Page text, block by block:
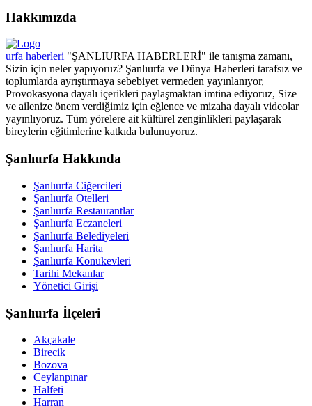
Hakkımızda
urfa haberleri "ŞANLIURFA HABERLERİ" ile tanışma zamanı,
Sizin için neler yapıyoruz? Şanlıurfa ve Dünya Haberleri tarafsız ve
toplumlarda ayrıştırmaya sebebiyet vermeden yayınlanıyor,
Provokasyona dayalı içerikleri paylaşmaktan imtina ediyoruz, Size
ve ailenize önem verdiğimiz için eğlence ve mizaha dayalı videolar
yayınlıyoruz. Tüm yörelere ait kültürel zenginlikleri paylaşarak
bireylerin eğitimlerine katkıda bulunuyoruz.
Şanlıurfa Hakkında
Şanlıurfa Ciğercileri
Şanlıurfa Otelleri
Şanlıurfa Restaurantlar
Şanlıurfa Eczaneleri
Şanlıurfa Belediyeleri
Şanlıurfa Harita
Şanlıurfa Konukevleri
Tarihi Mekanlar
Yönetici Girişi
Şanlıurfa İlçeleri
Akçakale
Birecik
Bozova
Ceylanpınar
Halfeti
Harran